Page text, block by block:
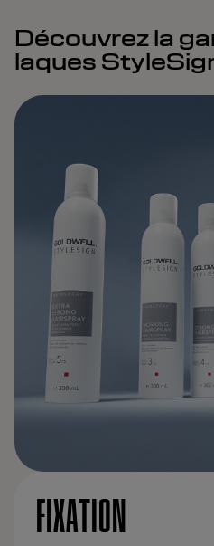
Découvrez la
laques
FIXATION